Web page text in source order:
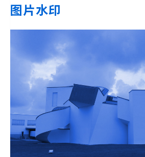
图片水印